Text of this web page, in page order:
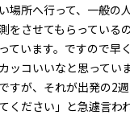
場所へ行って、一般の
をさせてもらっている
ています。ですので早
ッコいいなと思っていま
すが、それが出発の2
ください」と急遽言わ